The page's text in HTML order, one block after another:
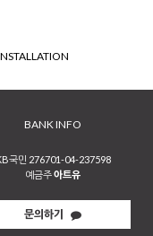
BANK INFO
국민 276701-04-237598
예금주아트유
문의하기